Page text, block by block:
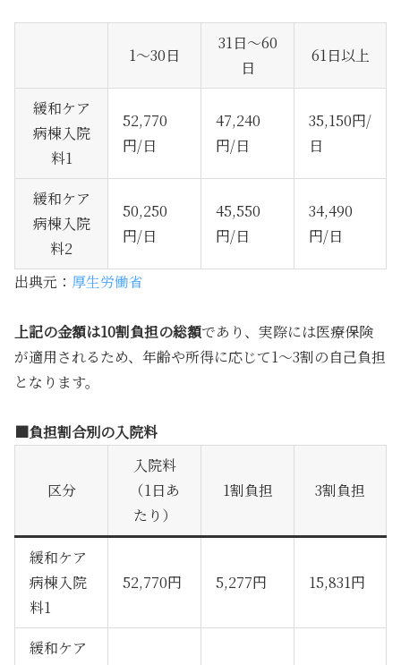
1～30日
31日～60
日
61日以上
緩和ケア
病棟入院
料1
52,770
円/日
47,240
円/日
35,150円/
日
緩和ケア
病棟入院
料2
50,250
円/日
45,550
円/日
34,490
円/日
出典元： 厚生労働省
上記の金額は10割負担の総額であり、実際には医療保険
が適用されるため、年齢や所得に応じて1〜3割の自己負担
となります。
■負担割合別の入院料
区分
入院料
（1日あ
たり）
1割負担 3割負担
緩和ケア
病棟入院
料1
52,770円 5,277円 15,831円
緩和ケア